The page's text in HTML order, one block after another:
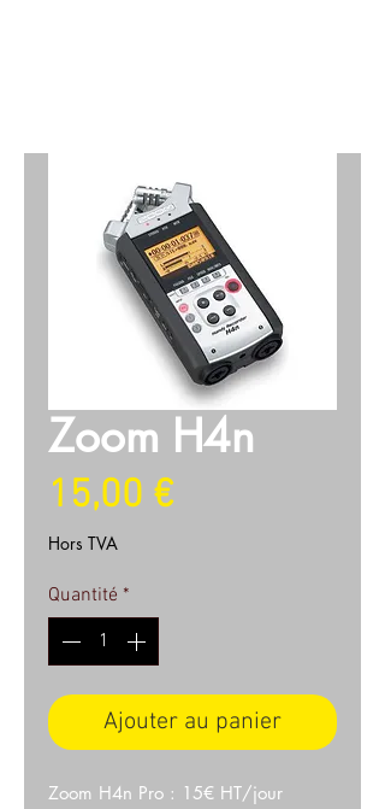
Zoom H4n
15,00 €Prix
Hors TVA
Quantité *
Ajouter au panier
Zoom H4n Pro : 15€ HT/jour